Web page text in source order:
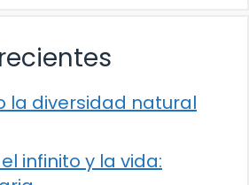
la diversidad natural
infinito y la vida: